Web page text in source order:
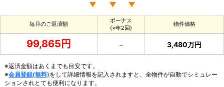
毎月のご返済額
ボーナス
(×年2回)
物件価格
99,865円 － 3,480万円
※返済金額はあくまでも目安です。
※会員登録(無料)をして詳細情報を記入されますと、全物件が自動でシミュレー
ションされとても便利になります。